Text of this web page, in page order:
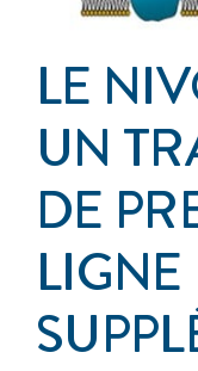
S’impliquer
Cancer de l’anus
À propos
LE
UN
DE
LIGNE